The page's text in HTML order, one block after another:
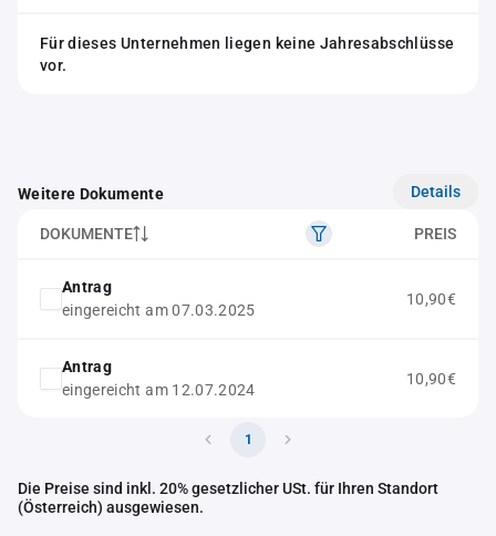
Für dieses Unternehmen liegen keine Jahresabschlüsse
vor.
Weitere Dokumente Details
DOKUMENTE PREIS
Antrag
eingereicht am 07.03.2025
10,90€
Antrag
eingereicht am 12.07.2024
10,90€
1
Die Preise sind inkl. 20% gesetzlicher USt. für Ihren Standort
(Österreich) ausgewiesen.